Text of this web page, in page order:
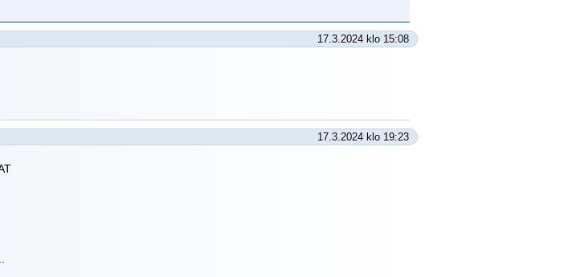
17.3.2024 klo 15:08
17.3.2024 klo 19:23